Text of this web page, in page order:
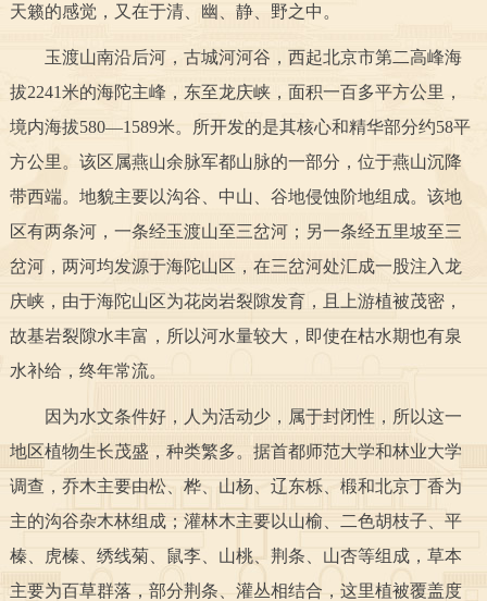
市领导 机构职能
政务服务
部门服务
中介服务
政民互动
12345网上接诉即办 我要咨询 我要建议
参与调查 在线访谈 图说互动
天籁的感觉，又在于清、幽、静、野之中。
玉渡山南沿后河，古城河河谷，西起北京市第二高峰海
拔2241米的海陀主峰，东至龙庆峡，面积一百多平方公里，
境内海拔580—1589米。所开发的是其核心和精华部分约58平
方公里。该区属燕山余脉军都山脉的一部分，位于燕山沉降
带西端。地貌主要以沟谷、中山、谷地侵蚀阶地组成。该地
区有两条河，一条经玉渡山至三岔河；另一条经五里坡至三
岔河，两河均发源于海陀山区，在三岔河处汇成一股注入龙
庆峡，由于海陀山区为花岗岩裂隙发育，且上游植被茂密，
故基岩裂隙水丰富，所以河水量较大，即使在枯水期也有泉
水补给，终年常流。
因为水文条件好，人为活动少，属于封闭性，所以这一
地区植物生长茂盛，种类繁多。据首都师范大学和林业大学
调查，乔木主要由松、桦、山杨、辽东栎、椴和北京丁香为
主的沟谷杂木林组成；灌林木主要以山榆、二色胡枝子、平
榛、虎榛、绣线菊、鼠李、山桃、荆条、山杏等组成，草本
主要为百草群落，部分荆条、灌丛相结合，这里植被覆盖度